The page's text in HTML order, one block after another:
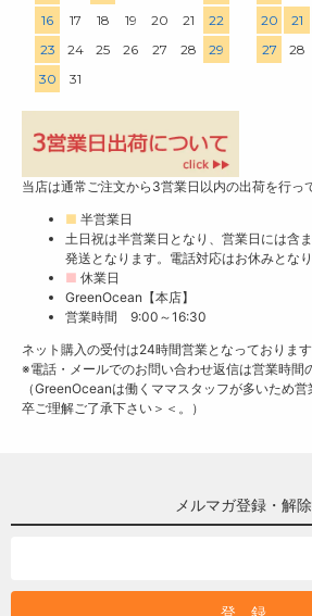
16
17 18 19 20 21
22
23
24 25 26 27 28
29
30
31
20
21
27
28
当店は通常ご注文から3営業日以内の出荷を行っ
■ 半営業日
土日祝は半営業日となり、営業日には含
発送となります。電話対応はお休みとなり
■ 休業日
GreenOcean【本店】
営業時間 9:00～16:30
ネット購入の受付は24時間営業となっております
※電話・メールでのお問い合わせ返信は営業時間
（GreenOceanは働くママスタッフが多いため
卒ご理解ご了承下さい＞＜。）
メルマガ登録・解除